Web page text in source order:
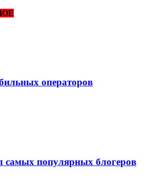
операторов
самых популярных блогеров